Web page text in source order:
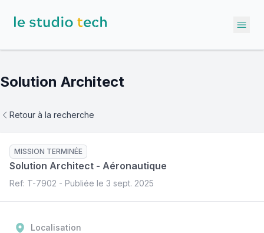
Solution Architect
Retour à la recherche
Solution Architect - Aéronautique
MISSION TERMINÉE
Ref: T-7902 - Publiée le 3 sept. 2025
Localisation